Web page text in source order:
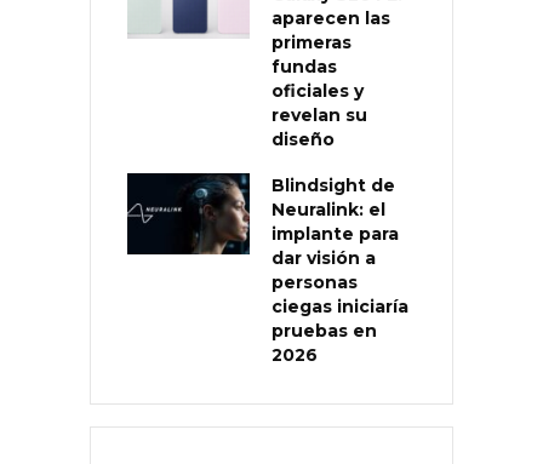
aparecen las
primeras
fundas
oficiales y
revelan su
diseño
Blindsight de
Neuralink: el
implante para
dar visión a
personas
ciegas iniciaría
pruebas en
2026